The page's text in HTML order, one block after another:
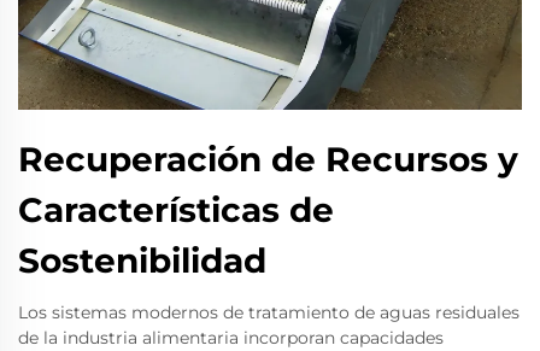
Recuperación de Recursos y
Características de
Sostenibilidad
Los sistemas modernos de tratamiento de aguas residuales
de la industria alimentaria incorporan capacidades